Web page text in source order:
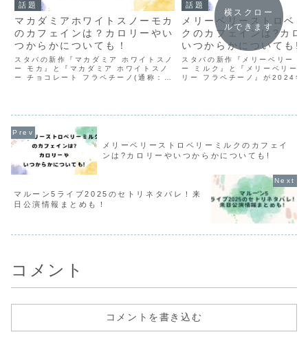
話題
マカダミアホワイトスノーモカ
のカフェインは？カロリーやい
つからかについても！
スタバの新作『マカダミア ホワイトスノ
ー モカ』と『マカダミア ホワイトスノ
ー チョコレート フラペチーノ(通称：#
話題
メリーベリーストロベ
クのカフェインは?カロ
いつからかについても!
スタバの新作『メリーベリー ス
ー ミルク』と『メリーベリー
リー フラペチーノ』が2024
横スクロー
ルできます
メリーベリーストロベリーミルクのカフェイ
ンは?カロリーやいつからかについても!
マルーン5ライブ2025のセトリネタバレ！来
日公演情報まとめも！
コメント
コメントを書き込む